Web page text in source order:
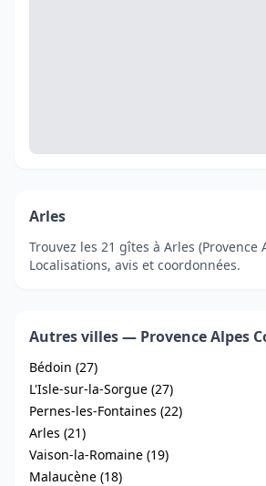
Arles
Trouvez les 21 gîtes à Arles (Provence
Localisations, avis et coordonnées.
Autres villes — Provence Alpes
Bédoin (27)
L'Isle-sur-la-Sorgue (27)
Pernes-les-Fontaines (22)
Arles (21)
Vaison-la-Romaine (19)
Malaucène (18)